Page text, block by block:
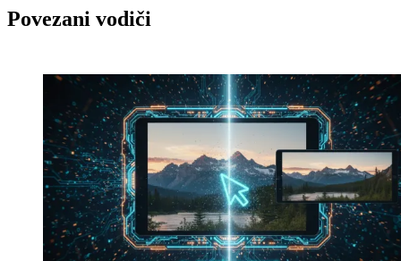
Povezani vodiči